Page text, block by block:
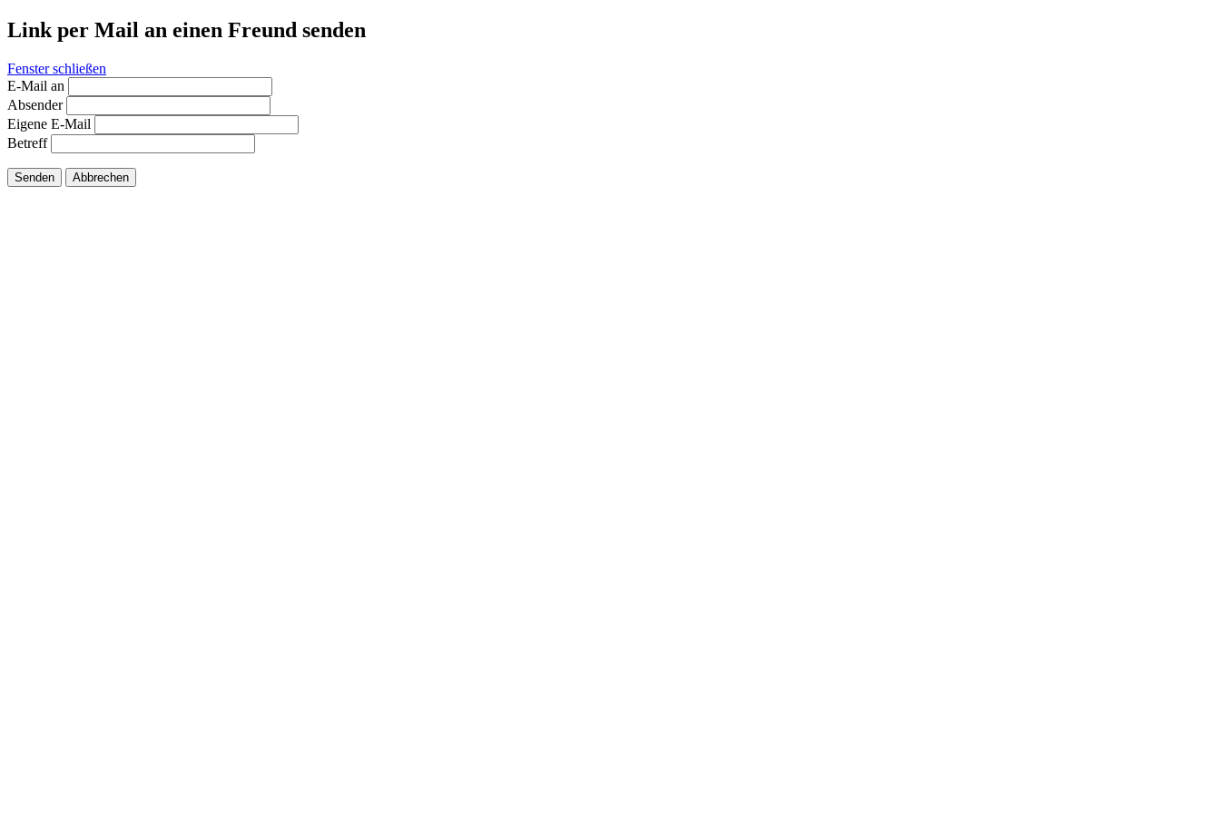
Link per Mail an einen Freund senden
Fenster schließen
E-Mail an
Absender
Eigene E-Mail
Betreff
Senden Abbrechen